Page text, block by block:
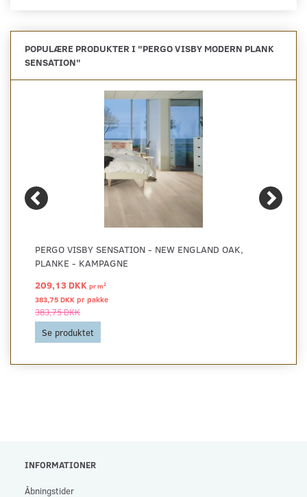
POPULÆRE PRODUKTER I "PERGO VISBY MODERN PLANK
SENSATION"
PERGO VISBY SENSATION - NEW ENGLAND OAK,
PLANKE - KAMPAGNE
209,13 DKK prm2
383,75 DKK pr pakke
383,75 DKK
Se produktet
INFORMATIONER
Åbningstider